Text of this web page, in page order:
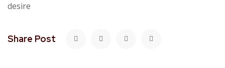
desire
Share Post